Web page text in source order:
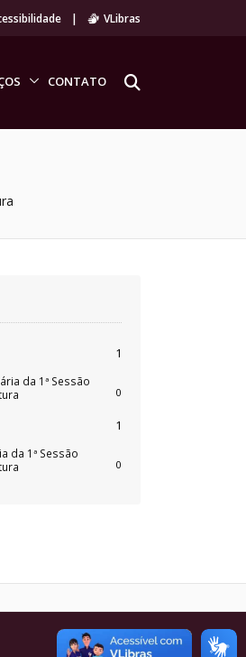
| VLibras
CONTATO
1
da 1ª Sessão
0
1
da 1ª Sessão
0